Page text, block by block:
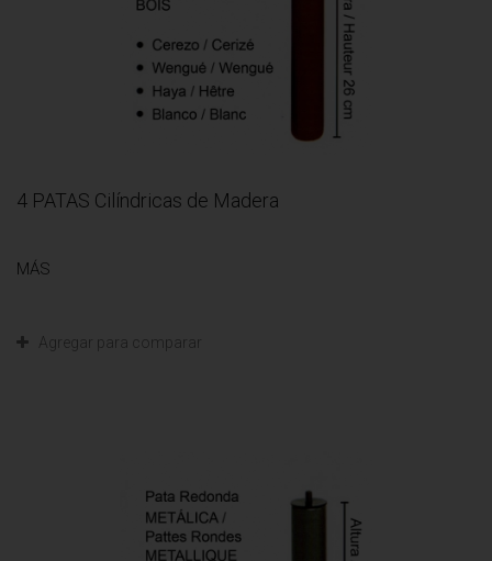
4 PATAS Cilíndricas de Madera
MÁS
Agregar para comparar